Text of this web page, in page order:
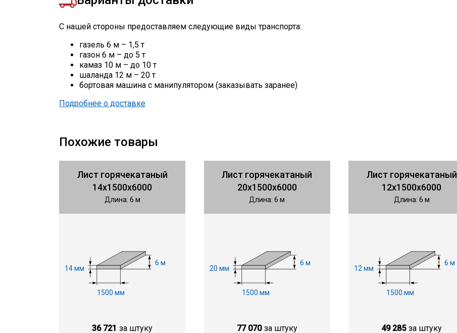
С нашей стороны предоставляем следующие виды транспорта:
газель 6 м – 1,5 т
газон 6 м – до 5 т
камаз 10 м – до 10 т
шаланда 12 м – 20 т
бортовая машина с манипулятором (заказывать заранее)
Подробнее о доставке
Похожие товары
Лист горячекатаный
14х1500х6000
Длина: 6 м
14 мм
6 м
1500 мм
36 721 за штуку
Лист горячекатаный
20х1500х6000
Длина: 6 м
20 мм
6 м
1500 мм
77 070 за штуку
Лист горячекатаный
12х1500х6000
Длина: 6 м
12 мм
6 м
1500 мм
49 285 за штуку